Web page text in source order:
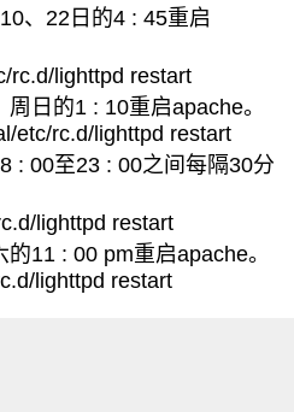
、22日的4 : 45重启
rc.d/lighttpd restart
日的1 : 10重启apache。
etc/rc.d/lighttpd restart
: 00至23 : 00之间每隔30分
lighttpd restart
11 : 00 pm重启apache。
lighttpd restart